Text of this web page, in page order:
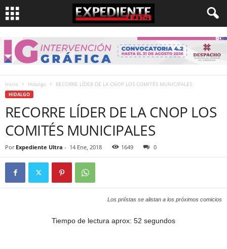
Inicio Hidalgo RECORRE LÍDER DE LA CNOP LOS COMITÉS MUNICIPALES
HIDALGO
RECORRE LÍDER DE LA CNOP LOS
COMITÉS MUNICIPALES
Por Expediente Ultra - 14 Ene, 2018 1649 0
Los priístas se alistan a los próximos comicios
Tiempo de lectura aprox: 52 segundos